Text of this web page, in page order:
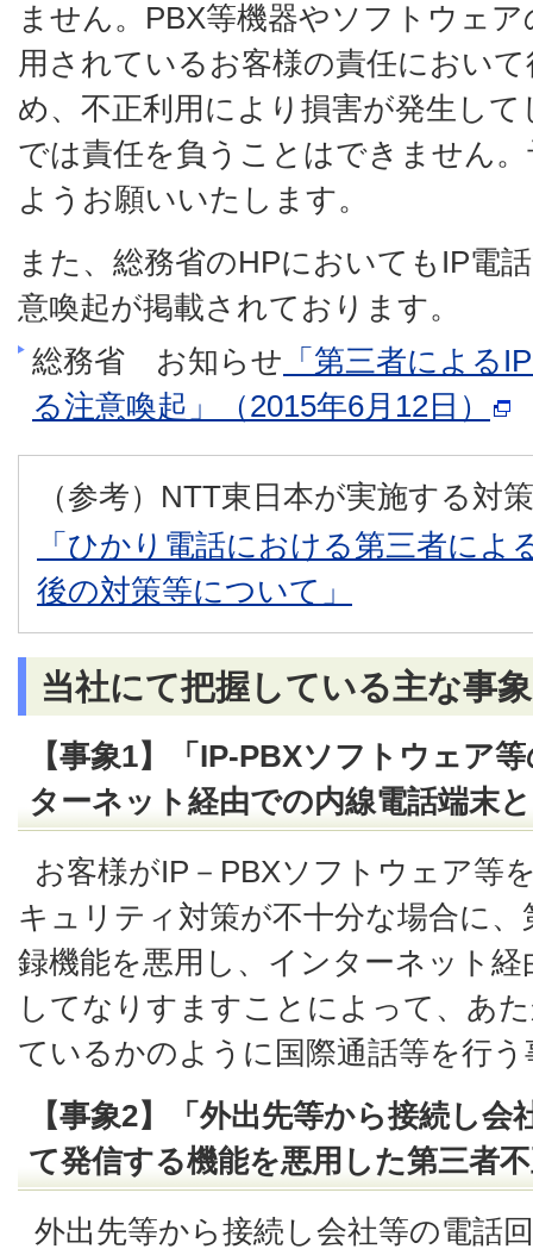
ません。PBX等機器やソフトウェ
用されているお客様の責任におい
め、不正利用により損害が発生し
では責任を負うことはできません
ようお願いいたします。
また、総務省のHPにおいてもIP電
意喚起が掲載されております。
総務省 お知らせ 「第三者による
る注意喚起」（2015年6月12日）
（参考）NTT東日本が実施する対
「ひかり電話における第三者によ
後の対策等について」
当社にて把握している主な事象
【事象1】「IP-PBXソフトウェア
ターネット経由での内線電話端末
お客様がIP－PBXソフトウェア等
キュリティ対策が不十分な場合に
録機能を悪用し、インターネット
してなりすますことによって、あ
ているかのように国際通話等を行う
【事象2】「外出先等から接続し
て発信する機能を悪用した第三者
外出先等から接続し会社等の電話